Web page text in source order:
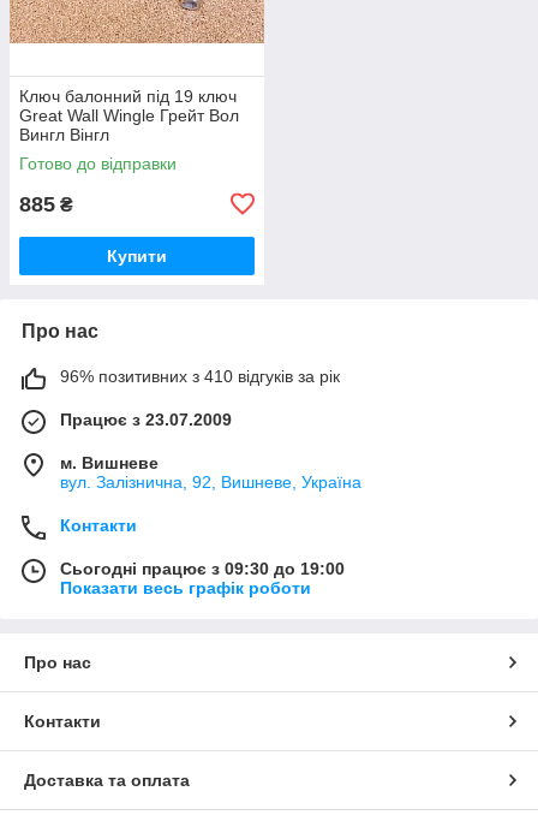
Ключ балонний під 19 ключ
Great Wall Wingle Грейт Вол
Вингл Вінгл
Готово до відправки
885 ₴
Купити
Про нас
96% позитивних з 410 відгуків за рік
Працює з 23.07.2009
м. Вишневе
вул. Залізнична, 92, Вишневе, Україна
Контакти
Сьогодні працює з 09:30 до 19:00
Показати весь графік роботи
Про нас
Контакти
Доставка та оплата